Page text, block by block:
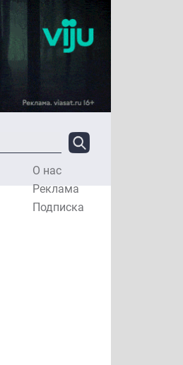
О нас
Реклама
Подписка